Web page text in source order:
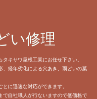
い修理
キサワ屋根工業にお任せ下さい。
、経年劣化による穴あき、雨どいの葉
に迅速な対応ができます。
で自社職人が行ないますので低価格で